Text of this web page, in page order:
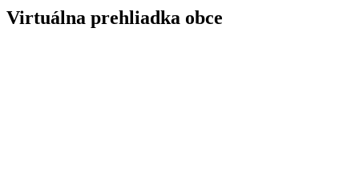
Virtuálna prehliadka obce